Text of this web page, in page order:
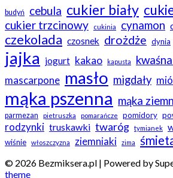
budyń cebula cukier biały
cukier trzcinowy cukinia cynamon
czekolada czosnek drożdże dynia
jajka jogurt kakao kapusta
mascarpone masło migdały
mąka pszenna mąka
parmezan pietruszka pomarańcze pomidory
rodzynki truskawki twaróg tymianek
wiśnie włoszczyzna ziemniaki zima
© 2026 Bezmiksera.pl | Powered by
theme